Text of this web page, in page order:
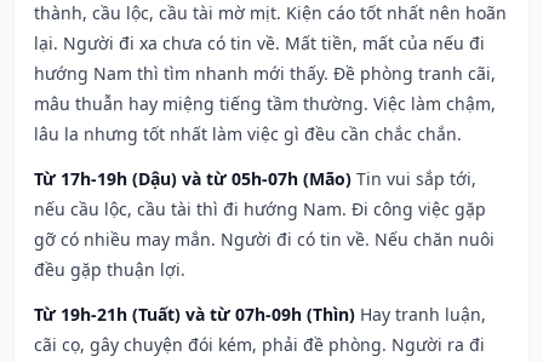
thành, cầu lộc, cầu tài mờ mịt. Kiện cáo tốt nhất nên hoãn
lại. Người đi xa chưa có tin về. Mất tiền, mất của nếu đi
hướng Nam thì tìm nhanh mới thấy. Đề phòng tranh cãi,
mâu thuẫn hay miệng tiếng tầm thường. Việc làm chậm,
lâu la nhưng tốt nhất làm việc gì đều cần chắc chắn.
Từ 17h-19h (Dậu) và từ 05h-07h (Mão) Tin vui sắp tới,
nếu cầu lộc, cầu tài thì đi hướng Nam. Đi công việc gặp
gỡ có nhiều may mắn. Người đi có tin về. Nếu chăn nuôi
đều gặp thuận lợi.
Từ 19h-21h (Tuất) và từ 07h-09h (Thìn) Hay tranh luận,
cãi cọ, gây chuyện đói kém, phải đề phòng. Người ra đi